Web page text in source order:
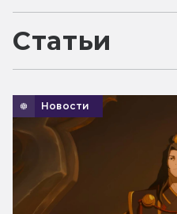
Статьи
Новости